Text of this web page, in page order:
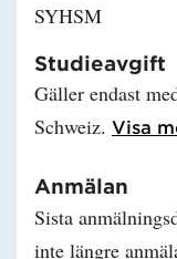
SYHSM
Studieavgift
Gäller endast
Schweiz. Visa
Anmälan
Sista
inte längre